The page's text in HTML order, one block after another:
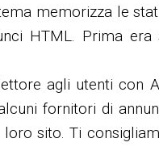
memorizza le
HTML. Prima
agli utenti con
fornitori di
sito. Ti